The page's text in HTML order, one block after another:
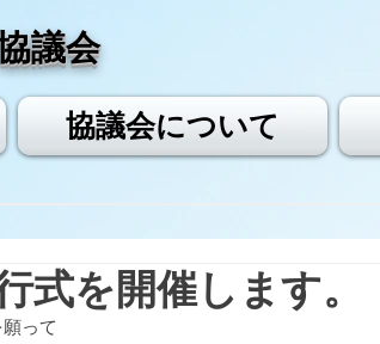
議会
協議会について
式を開催します。
って